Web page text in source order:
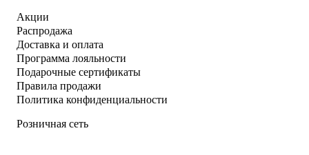
Акции
Распродажа
Доставка и оплата
Программа лояльности
Подарочные сертификаты
Правила продажи
Политика конфиденциальности
Розничная сеть